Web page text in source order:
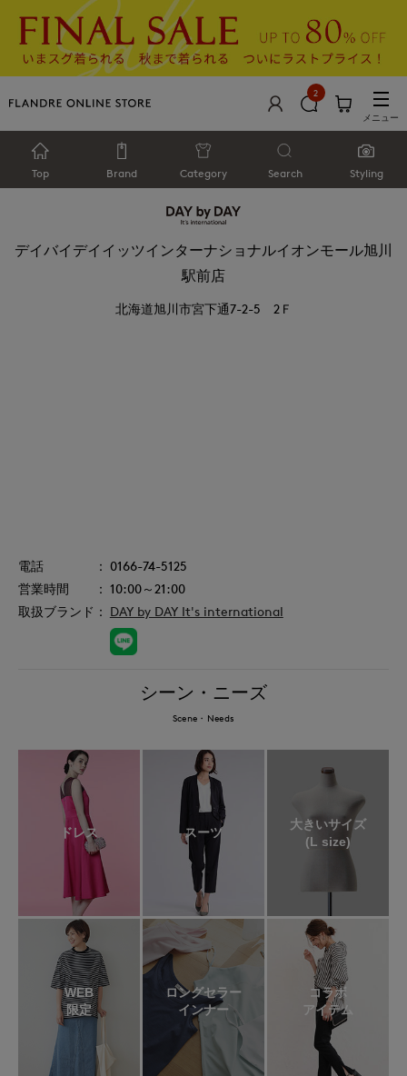
2
メニュー
Top Brand Category Search Styling
デイバイデイイッツインターナショナルイオンモール旭川
駅前店
北海道旭川市宮下通7-2-5 2Ｆ
0166-74-5125
10:00～21:00
DAY by DAY It's international
シーン・ニーズ
Scene・Needs
ドレス スーツ
大きいサイズ
(L size)
WEB
限定
ロングセラー
インナー
コラボ
アイテム